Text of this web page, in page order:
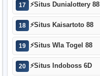
17 ⚡Situs Dunialottery 88
18 ⚡Situs Kaisartoto 88
19 ⚡Situs Wla Togel 88
20 ⚡Situs Indoboss 6D